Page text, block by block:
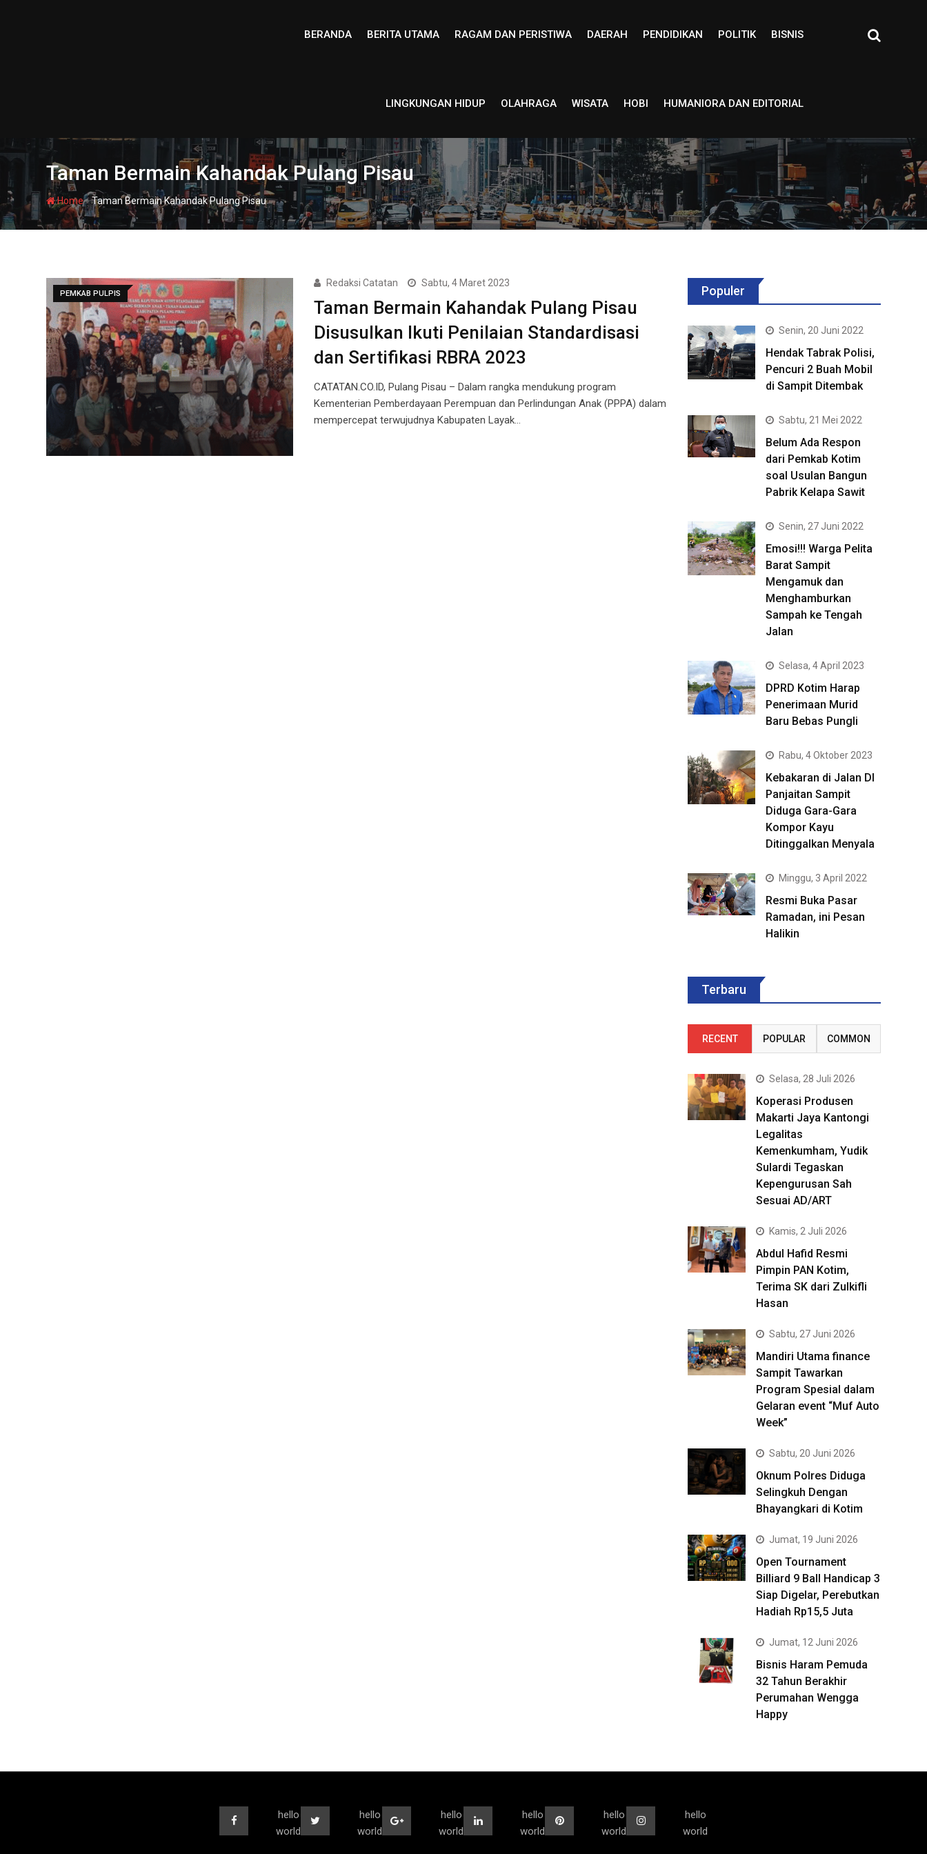
BERANDA BERITA UTAMA RAGAM DAN PERISTIWA DAERAH PENDIDIKAN POLITIK BISNIS
LINGKUNGAN HIDUP OLAHRAGA WISATA HOBI HUMANIORA DAN EDITORIAL
Taman Bermain Kahandak Pulang Pisau
Home-Taman Bermain Kahandak Pulang Pisau
PEMKAB PULPIS
Redaksi Catatan Sabtu, 4 Maret 2023
Taman Bermain Kahandak Pulang Pisau
Disusulkan Ikuti Penilaian Standardisasi
dan Sertifikasi RBRA 2023
CATATAN.CO.ID, Pulang Pisau – Dalam rangka mendukung program
Kementerian Pemberdayaan Perempuan dan Perlindungan Anak (PPPA) dalam
mempercepat terwujudnya Kabupaten Layak…
Populer
Senin, 20 Juni 2022
Hendak Tabrak Polisi,
Pencuri 2 Buah Mobil
di Sampit Ditembak
Sabtu, 21 Mei 2022
Belum Ada Respon
dari Pemkab Kotim
soal Usulan Bangun
Pabrik Kelapa Sawit
Senin, 27 Juni 2022
Emosi!!! Warga Pelita
Barat Sampit
Mengamuk dan
Menghamburkan
Sampah ke Tengah
Jalan
Selasa, 4 April 2023
DPRD Kotim Harap
Penerimaan Murid
Baru Bebas Pungli
Rabu, 4 Oktober 2023
Kebakaran di Jalan DI
Panjaitan Sampit
Diduga Gara-Gara
Kompor Kayu
Ditinggalkan Menyala
Minggu, 3 April 2022
Resmi Buka Pasar
Ramadan, ini Pesan
Halikin
Terbaru
RECENT POPULAR COMMON
Selasa, 28 Juli 2026
Koperasi Produsen
Makarti Jaya Kantongi
Legalitas
Kemenkumham, Yudik
Sulardi Tegaskan
Kepengurusan Sah
Sesuai AD/ART
Kamis, 2 Juli 2026
Abdul Hafid Resmi
Pimpin PAN Kotim,
Terima SK dari Zulkifli
Hasan
Sabtu, 27 Juni 2026
Mandiri Utama finance
Sampit Tawarkan
Program Spesial dalam
Gelaran event “Muf Auto
Week”
Sabtu, 20 Juni 2026
Oknum Polres Diduga
Selingkuh Dengan
Bhayangkari di Kotim
Jumat, 19 Juni 2026
Open Tournament
Billiard 9 Ball Handicap 3
Siap Digelar, Perebutkan
Hadiah Rp15,5 Juta
Jumat, 12 Juni 2026
Bisnis Haram Pemuda
32 Tahun Berakhir
Perumahan Wengga
Happy
hello
world
hello
world
hello
world
hello
world
hello
world
hello
world